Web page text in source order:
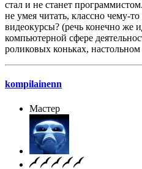
стал и не станет
не умея читать, классно чему-
видеокурсы? (речь конечно же
компьютерной сфере
роликовых коньках,
kompilainenn
Мастер